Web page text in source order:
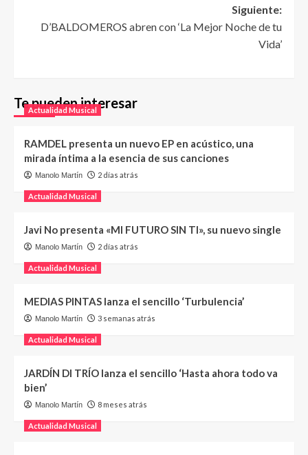
Siguiente:
D’BALDOMEROS abren con ‘La Mejor Noche de tu
Vida’
Te pueden interesar
Actualidad Musical
RAMDEL presenta un nuevo EP en acústico, una
mirada íntima a la esencia de sus canciones
Manolo Martín 2 días atrás
Actualidad Musical
Javi No presenta «MI FUTURO SIN TI», su nuevo single
Manolo Martín 2 días atrás
Actualidad Musical
MEDIAS PINTAS lanza el sencillo ‘Turbulencia’
Manolo Martín 3 semanas atrás
Actualidad Musical
JARDÍN DI TRÍO lanza el sencillo ‘Hasta ahora todo va
bien’
Manolo Martín 8 meses atrás
Actualidad Musical